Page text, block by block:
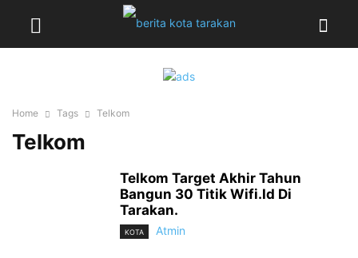
Home Tags Telkom
Telkom
Telkom Target Akhir Tahun
Bangun 30 Titik Wifi.Id Di
Tarakan.
KOTA Atmin